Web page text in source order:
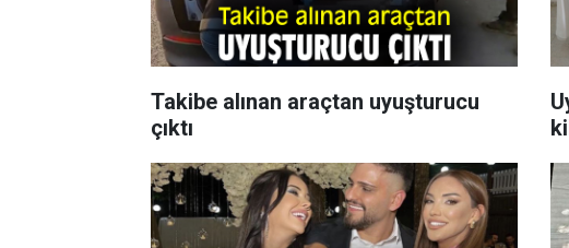
Takibe alınan araçtan uyuşturucu
çıktı